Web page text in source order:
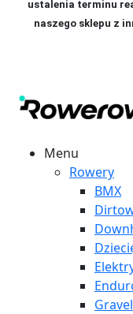
ustalenia terminu
naszego sklepu z
Menu
Rowery
BMX
Gravel